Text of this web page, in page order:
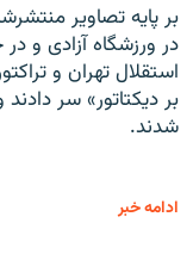
بر پایه تصاویر
در ورزشگاه آزادی و
استقلال تهران و
بر دیکتاتور» سر دادند
شدند.
ادامه خبر